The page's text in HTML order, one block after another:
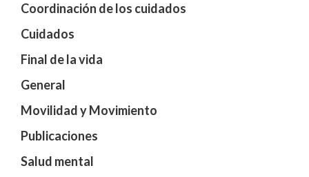
Coordinación de los cuidados
Cuidados
Final de la vida
General
Movilidad y Movimiento
Publicaciones
Salud mental